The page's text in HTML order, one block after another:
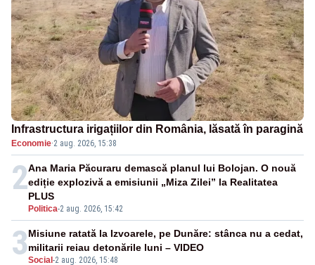
Infrastructura irigațiilor din România, lăsată în paragină
Economie·2 aug. 2026, 15:38
2
Politica-2 aug. 2026, 15:42
Ana Maria Păcuraru demască planul lui Bolojan. O nouă
ediție explozivă a emisiunii „Miza Zilei” la Realitatea
PLUS
3Social -2 aug. 2026, 15:48
Misiune ratată la Izvoarele, pe Dunăre: stânca nu a cedat,
militarii reiau detonările luni – VIDEO